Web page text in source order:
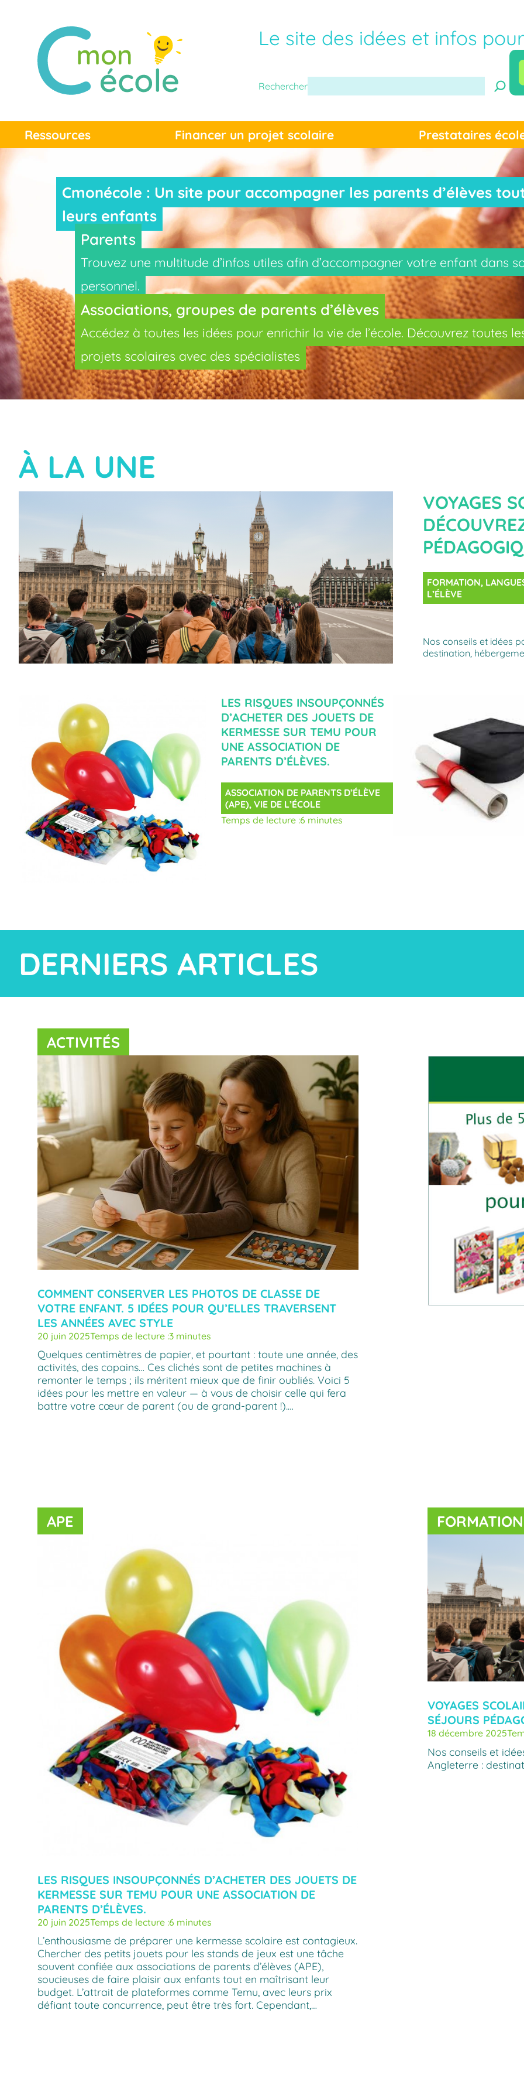
Le site des idées et infos
Rechercher
Ressources Financer un projet scolaire Prestataires
Cmonécole : Un site pour accompagner les parents d’élèves
leurs enfants
Parents
Trouvez une multitude d’infos utiles afin d’accompagner votre enfant dans
personnel.
Associations, groupes de parents d’élèves
Accédez à toutes les idées pour enrichir la vie de l’école. Découvrez toutes
projets scolaires avec des spécialistes
À LA UNE
VOYAGES
FORMATION,
L’ÉLÈVE
Nos conseils et idées
destination,
LES RISQUES INSOUPÇONNÉS
D’ACHETER DES JOUETS DE
KERMESSE SUR TEMU POUR
UNE ASSOCIATION DE
PARENTS D’ÉLÈVES.
ASSOCIATION DE PARENTS D’ÉLÈVE
(APE), VIE DE L’ÉCOLE
Temps de lecture :6 minutes
DERNIERS ARTICLES
ACTIVITÉS
COMMENT CONSERVER LES PHOTOS DE CLASSE DE
VOTRE ENFANT. 5 IDÉES POUR QU’ELLES TRAVERSENT
LES ANNÉES AVEC STYLE
20 juin 2025Temps de lecture :3 minutes
Quelques centimètres de papier, et pourtant : toute une année, des
activités, des copains… Ces clichés sont de petites machines à
remonter le temps ; ils méritent mieux que de finir oubliés. Voici 5
idées pour les mettre en valeur — à vous de choisir celle qui fera
battre votre cœur de parent (ou de grand-parent !).…
APE
LES RISQUES INSOUPÇONNÉS D’ACHETER DES JOUETS DE
KERMESSE SUR TEMU POUR UNE ASSOCIATION DE
PARENTS D’ÉLÈVES.
20 juin 2025Temps de lecture :6 minutes
L’enthousiasme de préparer une kermesse scolaire est contagieux.
Chercher des petits jouets pour les stands de jeux est une tâche
souvent confiée aux associations de parents d’élèves (APE),
soucieuses de faire plaisir aux enfants tout en maîtrisant leur
budget. L’attrait de plateformes comme Temu, avec leurs prix
défiant toute concurrence, peut être très fort. Cependant,…
VOYAGES
SÉJOURS
18 décembre 2025
Nos conseils et
Angleterre :